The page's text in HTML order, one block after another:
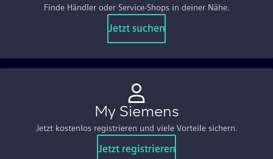
Finde Händler oder Service-Shops in deiner Nähe.
Jetzt suchen
My Siemens
Jetzt kostenlos registrieren und viele Vorteile sichern.
Jetzt registrieren